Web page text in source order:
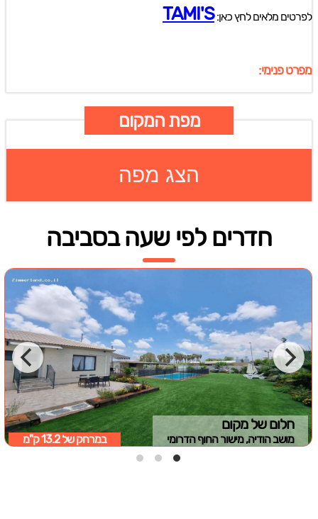
לפרטים מלאים לחץ כאן:TAMI'S
מפרט פנימי:
מפת המקום
הצג מפה
חדרים לפי שעה בסביבה
חלום של מקום
מושב הודיה, מישור החוף הדרומי במרחק של 13.2 ק"מ